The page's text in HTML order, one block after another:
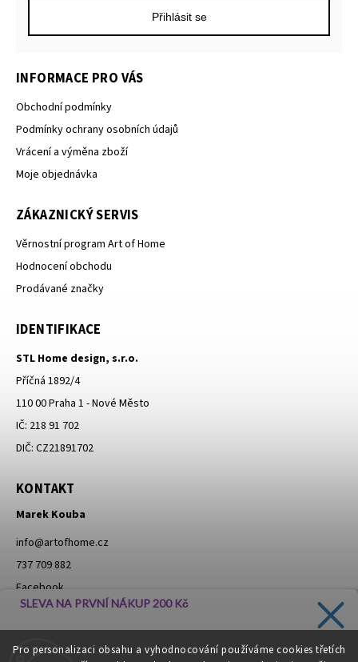
Pro personalizaci obsahu a vyhodnocování používáme cookies třetích
Přihlásit se
INFORMACE PRO VÁS
Obchodní podmínky
Podmínky ochrany osobních údajů
Vrácení a výměna zboží
Moje objednávka
ZÁKAZNICKÝ SERVIS
Věrnostní program Art of Home
Hodnocení obchodu
Prodávané značky
IDENTIFIKACE
STL Home design, s.r.o.
Příčná 1892/4
110 00 Praha 1 - Nové Město
IČ: 218 91 702
DIČ: CZ21891702
KONTAKT
Marek Kouba
info@artofhome.cz
737 709 882
Facebook
Instagram
SLEVA NA PRVNÍ NÁKUP 200 Kč
slevách přímo do vaší schránky!